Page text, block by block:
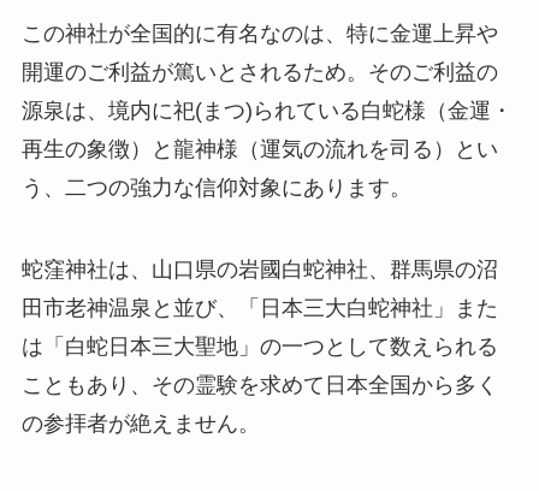
この神社が全国的に有名なのは、特に金運上昇や
開運のご利益が篤いとされるため。そのご利益の
源泉は、境内に祀(まつ)られている白蛇様（金運・
再生の象徴）と龍神様（運気の流れを司る）とい
う、二つの強力な信仰対象にあります。
蛇窪神社は、山口県の岩國白蛇神社、群馬県の沼
田市老神温泉と並び、「日本三大白蛇神社」また
は「白蛇日本三大聖地」の一つとして数えられる
こともあり、その霊験を求めて日本全国から多く
の参拝者が絶えません。